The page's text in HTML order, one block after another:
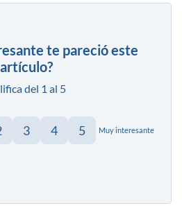
te pareció este
artículo?
del 1 al 5
3 4 5 Muy interesante